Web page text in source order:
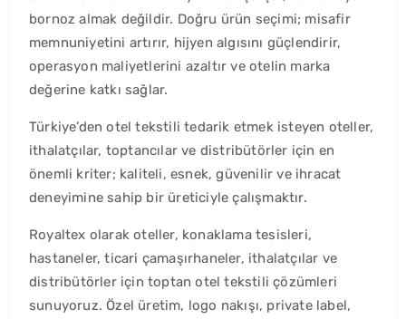
bornoz almak değildir. Doğru ürün seçimi; misafir
memnuniyetini artırır, hijyen algısını güçlendirir,
operasyon maliyetlerini azaltır ve otelin marka
değerine katkı sağlar.
Türkiye’den otel tekstili tedarik etmek isteyen oteller,
ithalatçılar, toptancılar ve distribütörler için en
önemli kriter; kaliteli, esnek, güvenilir ve ihracat
deneyimine sahip bir üreticiyle çalışmaktır.
Royaltex olarak oteller, konaklama tesisleri,
hastaneler, ticari çamaşırhaneler, ithalatçılar ve
distribütörler için toptan otel tekstili çözümleri
sunuyoruz. Özel üretim, logo nakışı, private label,